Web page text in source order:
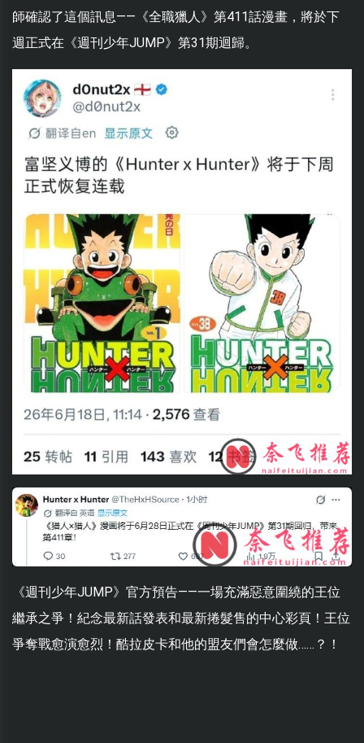
師確認了這個訊息——《全職獵人》第411話漫畫，將於下
週正式在《週刊少年JUMP》第31期迴歸。
《週刊少年JUMP》官方預告——一場充滿惡意圍繞的王位
繼承之爭！紀念最新話發表和最新捲髮售的中心彩頁！王位
爭奪戰愈演愈烈！酷拉皮卡和他的盟友們會怎麼做……？！